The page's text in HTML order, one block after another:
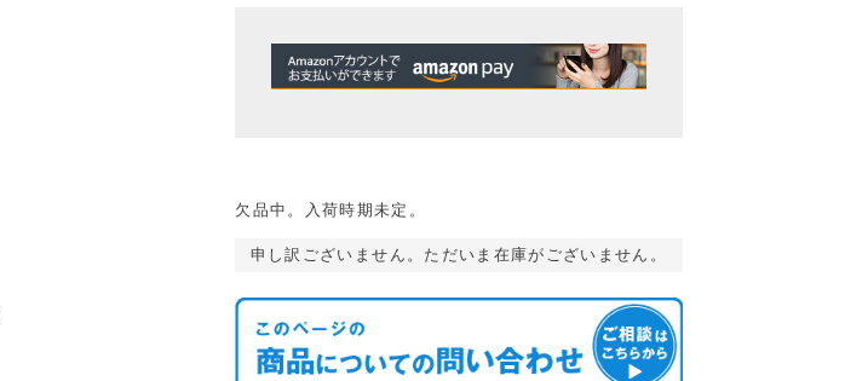
欠品中。入荷時期未定。
申し訳ございません。ただいま在庫がございません。